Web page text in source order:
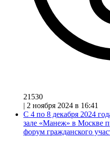
21530
| 2 ноября 2024 в 16:41
С 4 по 8 декабря 2024
зале «Манеж» в Москве
форум гражданского